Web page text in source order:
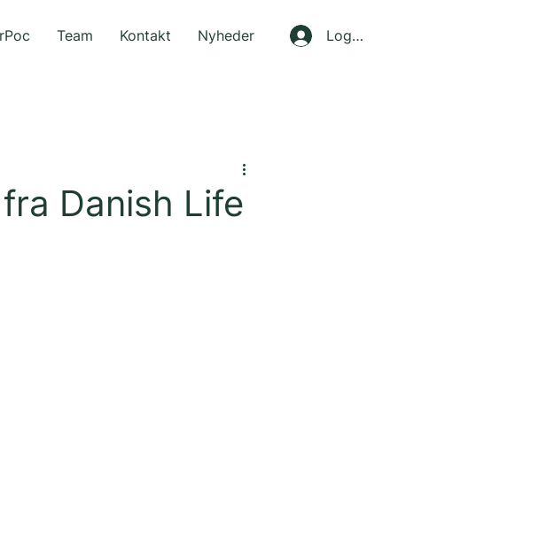
Team Kontakt Nyheder Log ind
Danish Life